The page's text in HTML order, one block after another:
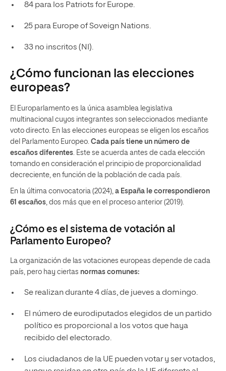
84 para los Patriots for Europe.
25 para Europe of Soveign Nations.
33 no inscritos (NI).
¿Cómo funcionan las elecciones
europeas?
El Europarlamento es la única asamblea legislativa
multinacional cuyos integrantes son seleccionados mediante
voto directo. En las elecciones europeas se eligen los escaños
del Parlamento Europeo. Cada país tiene un número de
escaños diferentes . Este se acuerda antes de cada elección
tomando en consideración el principio de proporcionalidad
decreciente, en función de la población de cada país.
En la última convocatoria (2024), a España le correspondieron
61 escaños , dos más que en el proceso anterior (2019).
¿Cómo es el sistema de votación al
Parlamento Europeo?
La organización de las votaciones europeas depende de cada
país, pero hay ciertas normas comunes:
Se realizan durante 4 días, de jueves a domingo.
El número de eurodiputados elegidos de un partido
político es proporcional a los votos que haya
recibido del electorado.
Los ciudadanos de la UE pueden votar y ser votados,